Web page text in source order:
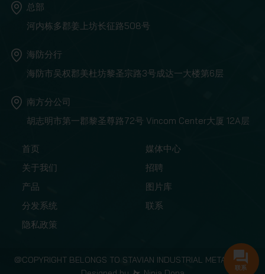
总部
河内栋多郡姜上坊长征路508号
海防分行
海防市吴权郡美杜坊黎圣宗路3号成达一大楼第6层
南方分公司
胡志明市第一郡黎圣尊路72号 Vincom Center大厦 12A层
首页
关于我们
产品
分发系统
隐私政策
媒体中心
招聘
图片库
联系
@COPYRIGHT BELONGS TO STAVIAN INDUSTRIAL METAL.,JSC
联系